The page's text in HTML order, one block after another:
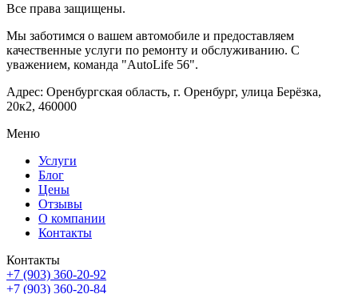
Все права защищены.
Мы заботимся о вашем автомобиле и предоставляем
качественные услуги по ремонту и обслуживанию. С
уважением, команда "AutoLife 56".
Адрес: Оренбургская область, г. Оренбург, улица Берёзка,
20к2, 460000
Меню
Услуги
Блог
Цены
Отзывы
О компании
Контакты
Контакты
+7 (903) 360-20-92
+7 (903) 360-20-84